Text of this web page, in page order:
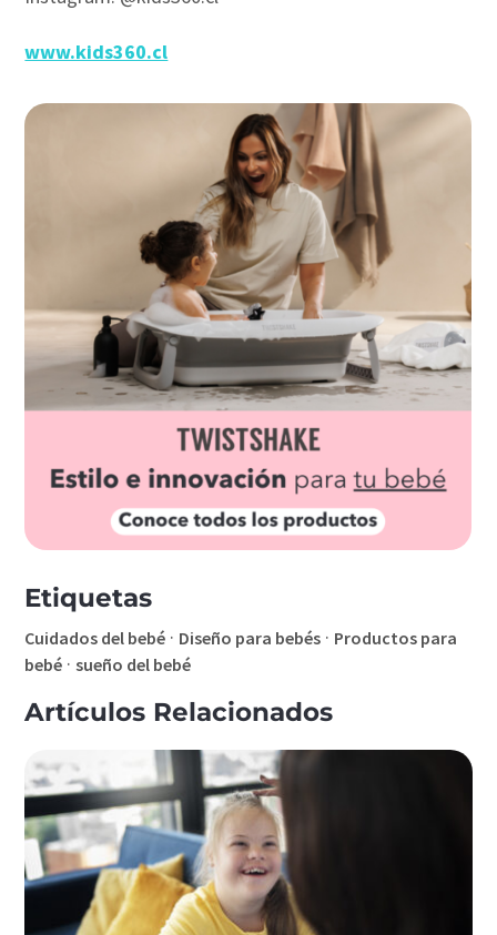
www.kids360.cl
Etiquetas
Cuidados del bebé · Diseño para bebés · Productos para
bebé ·sueño del bebé
Artículos Relacionados